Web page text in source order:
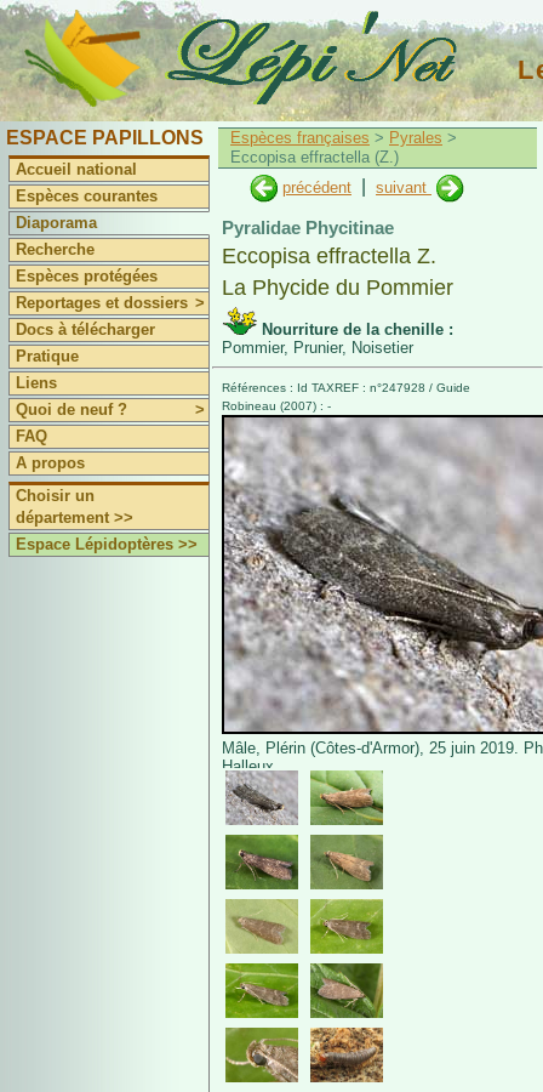
ESPACE PAPILLONS
Accueil national
Espèces courantes
Diaporama
Recherche
Espèces protégées
Reportages et dossiers >
Docs à télécharger
Pratique
Liens
Quoi de neuf ?
>
FAQ
A propos
Choisir un
département >>
Espace Lépidoptères >>
Espèces françaises > Pyrales >
Eccopisa effractella (Z.)
précédent
suivant
Pyralidae Phycitinae
Eccopisa effractella Z.
La Phycide du Pommier
Nourriture de la chenille :
Pommier, Prunier, Noisetier
Références : Id TAXREF : n°247928 / Guide
Robineau (2007) : -
Mâle, Plérin (Côtes-d'Armor), 25 juin 2019.
Halleux.